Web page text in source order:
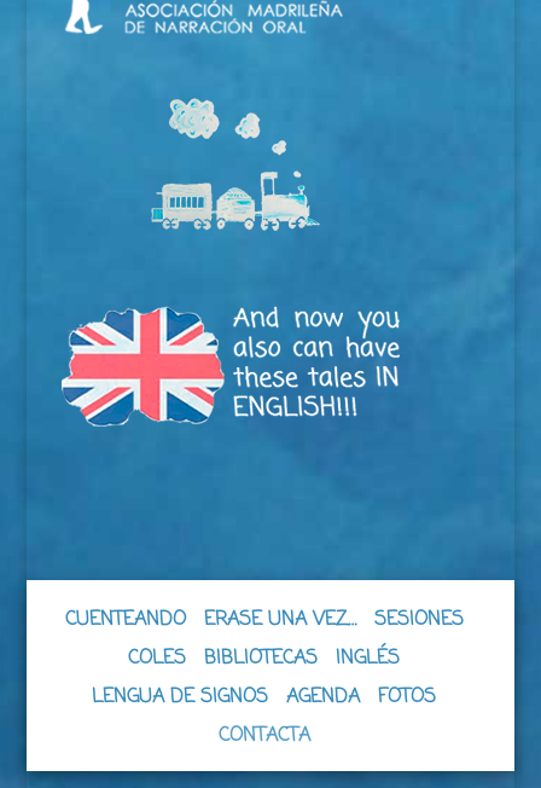
CUENTEANDO ERASE UNA VEZ…
SESIONES
COLES
BIBLIOTECAS
INGLÉS
LENGUA DE SIGNOS
AGENDA
FOTOS
CONTACTA